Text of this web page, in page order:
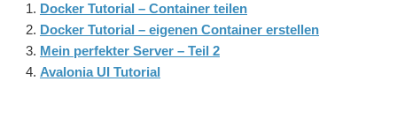
Docker Tutorial – Container teilen
Docker Tutorial – eigenen Container erstellen
Mein perfekter Server – Teil 2
Avalonia UI Tutorial